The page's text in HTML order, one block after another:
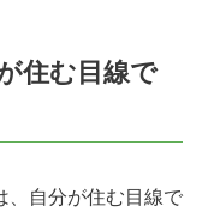
住む目線で
、自分が住む目線で